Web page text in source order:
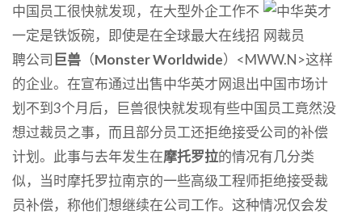
中国员工很快就发现，在大型外企工作不
一定是铁饭碗，即使是在全球最大在线招
聘公司 巨兽 （Monster Worldwide）<MWW.N>这样
的企业。在宣布通过出售中华英才网退出中国市场计
划不到3个月后，巨兽很快就发现有些中国员工竟然没
想过裁员之事，而且部分员工还拒绝接受公司的补偿
计划。此事与去年发生在摩托罗拉的情况有几分类
似，当时摩托罗拉南京的一些高级工程师拒绝接受裁
员补偿，称他们想继续在公司工作。这种情况仅会发